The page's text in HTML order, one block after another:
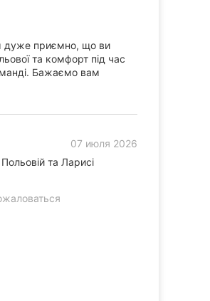
дуже приємно, що ви
та комфорт під час
Бажаємо вам
07 июля 2026
та Ларисі